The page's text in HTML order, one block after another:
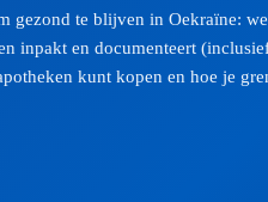
gezond te blijven in Oekraïne:
inpakt en documenteert
kunt kopen en hoe je